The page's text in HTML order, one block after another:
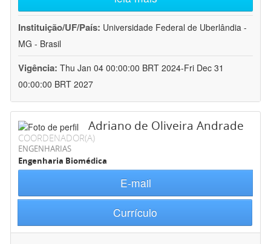
Instituição/UF/País: Universidade Federal de Uberlândia -
MG - Brasil
Vigência: Thu Jan 04 00:00:00 BRT 2024-Fri Dec 31
00:00:00 BRT 2027
Adriano de Oliveira Andrade
COORDENADOR(A)
ENGENHARIAS
Engenharia Biomédica
E-mail
Currículo